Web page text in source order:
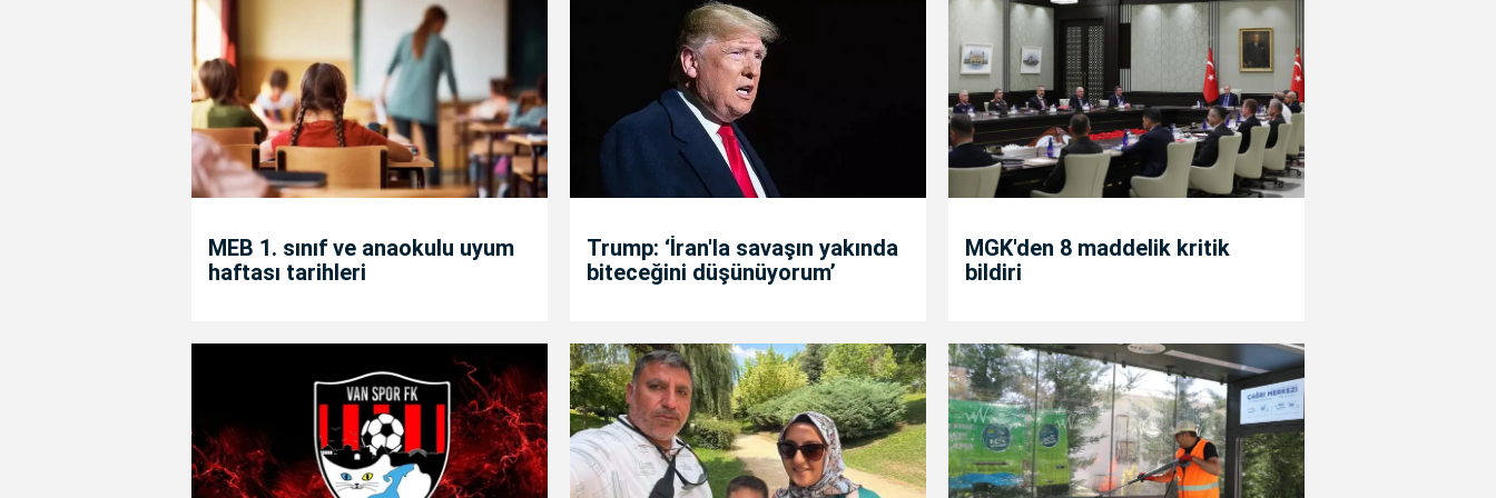
MEB 1. sınıf ve anaokulu uyum
haftası tarihleri
Trump: ‘İran'la savaşın yakında
biteceğini düşünüyorum’
MGK'den 8 maddelik kritik
bildiri